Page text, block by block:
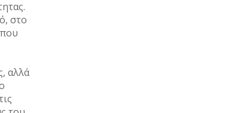
στο
αλλά